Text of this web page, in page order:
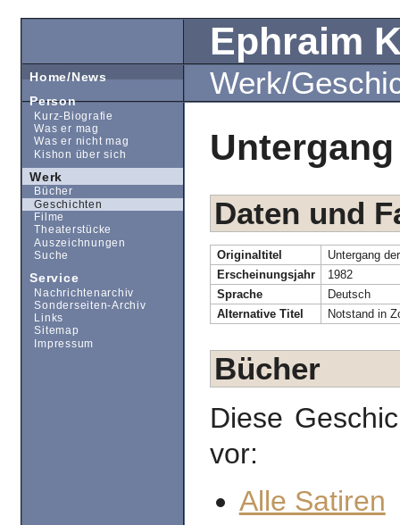
Ephraim
Werk/
Daten und
Originaltitel
Untergang
Erscheinungsjahr
1982
Sprache
Deutsch
Alternative Titel
Notstand in
Bücher
Diese
vor:
Alle Satiren
Home/News
Person
Kurz-Biografie
Was er mag
Was er nicht mag
Kishon über sich
Werk
Bücher
Geschichten
Filme
Theaterstücke
Auszeichnungen
Suche
Service
Nachrichtenarchiv
Sonderseiten-Archiv
Links
Sitemap
Impressum